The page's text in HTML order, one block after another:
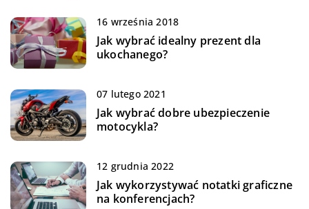
16 września 2018
Jak wybrać idealny prezent dla
ukochanego?
07 lutego 2021
Jak wybrać dobre ubezpieczenie
motocykla?
12 grudnia 2022
Jak wykorzystywać notatki graficzne
na konferencjach?